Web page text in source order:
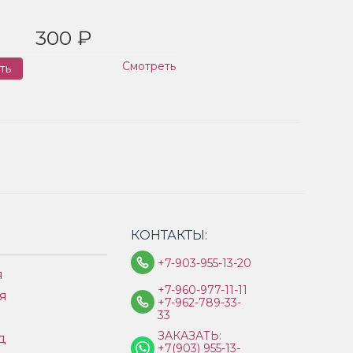
300 ₽
Смотреть
КОНТАКТЫ:
+7-903-955-13-20
+7-960-977-11-11
+7-962-789-33-
33
ЗАКАЗАТЬ:
+7(903) 955-13-